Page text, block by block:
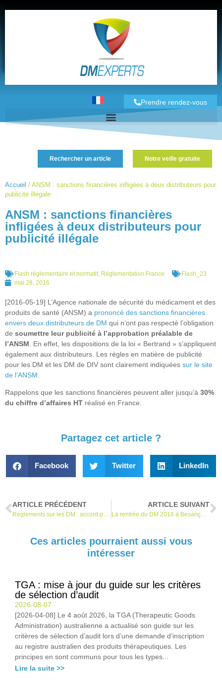
Prendre rendez-vous
Accueil / ANSM : sanctions financières infligées à deux distributeurs pour
publicité illégale
ANSM : sanctions financières
infligées à deux distributeurs pour
publicité illégale
Rechercher un article Notre veille gratuite
Flash réglementaire et normatif, Réglementation France
Flash_23
mai 28, 2016
[2016-05-19] L’Agence nationale de sécurité du médicament et des
produits de santé (ANSM) a prononcé des sanctions financières
envers deux distributeurs de DM qui n’ont pas respecté l’obligation
de soumettre leur publicité à l’approbation préalable de
l’ANSM . En effet, les dispositions de la loi « Bertrand » s’appliquent
également aux distributeurs. Les règles en matière de publicité
pour les DM et les DM de DIV sont clairement indiquées sur le site
de l’ANSM
Rappelons que les sanctions financières peuvent aller jusqu’à 30%
du chiffre d’affaires HT réalisé en France.
Partagez cet article ?
Facebook Twitter LinkedIn
ARTICLE PRÉCÉDENT ARTICLE SUIVANT
La rentrée du DM 2016 à Besançon (15 & 16 septembre) : inscriptions ouvertes
Ces articles pourraient aussi vous
intéresser
TGA : mise à jour du guide sur les critères
de sélection d’audit
2026-08-07
[2026-04-08] Le 4 août 2026, la TGA (Therapeutic Goods
Administration) australienne a actualisé son guide sur les
critères de sélection d’audit lors d’une demande d’inscription
au registre australien des produits thérapeutiques. Les
principes en sont communs pour tous les types...
Lire la suite >>